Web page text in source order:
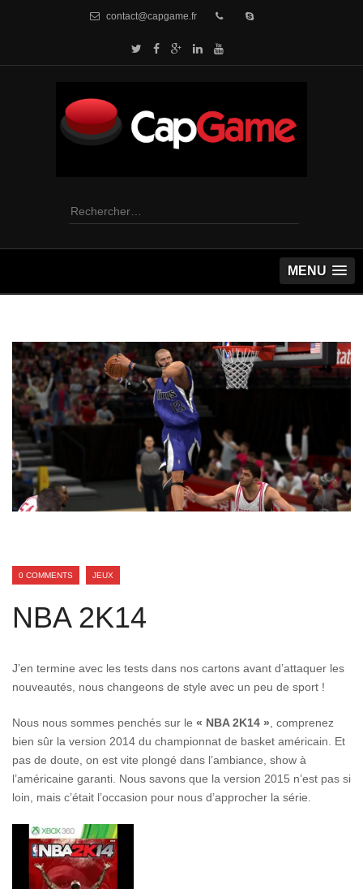
contact@capgame.fr
Rechercher :
MENU
0 COMMENTS JEUX
NBA 2K14
J’en termine avec les tests dans nos cartons avant d’attaquer les
nouveautés, nous changeons de style avec un peu de sport !
Nous nous sommes penchés sur le « NBA 2K14 » , comprenez
bien sûr la version 2014 du championnat de basket américain. Et
pas de doute, on est vite plongé dans l’ambiance, show à
l’américaine garanti. Nous savons que la version 2015 n’est pas si
loin, mais c’était l’occasion pour nous d’approcher la série.